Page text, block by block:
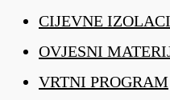
CIJEVNE
OVJESNI
VRTNI PROGRAM